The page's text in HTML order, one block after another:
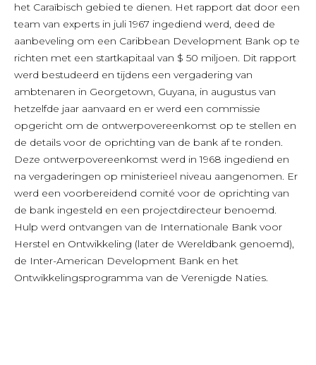
het Caraïbisch gebied te dienen. Het rapport dat door een
team van experts in juli 1967 ingediend werd, deed de
aanbeveling om een Caribbean Development Bank op te
richten met een startkapitaal van $ 50 miljoen. Dit rapport
werd bestudeerd en tijdens een vergadering van
ambtenaren in Georgetown, Guyana, in augustus van
hetzelfde jaar aanvaard en er werd een commissie
opgericht om de ontwerpovereenkomst op te stellen en
de details voor de oprichting van de bank af te ronden.
Deze ontwerpovereenkomst werd in 1968 ingediend en
na vergaderingen op ministerieel niveau aangenomen. Er
werd een voorbereidend comité voor de oprichting van
de bank ingesteld en een projectdirecteur benoemd.
Hulp werd ontvangen van de Internationale Bank voor
Herstel en Ontwikkeling (later de Wereldbank genoemd),
de Inter-American Development Bank en het
Ontwikkelingsprogramma van de Verenigde Naties.